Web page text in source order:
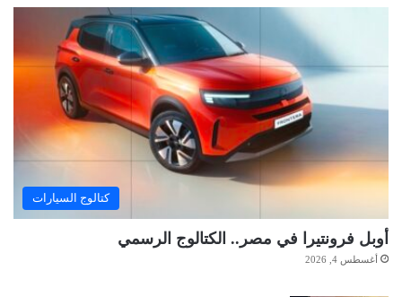
كتالوج السيارات
أوبل فرونتيرا في مصر.. الكتالوج الرسمي
أغسطس 4, 2026